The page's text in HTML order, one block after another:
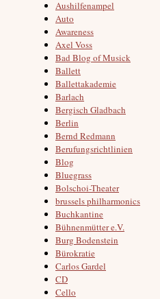
Aushilfenampel
Auto
Awareness
Axel Voss
Bad Blog of Musick
Ballett
Ballettakademie
Barlach
Bergisch Gladbach
Berlin
Bernd Redmann
Berufungsrichtlinien
Blog
Bluegrass
Bolschoi-Theater
brussels philharmonics
Buchkantine
Bühnenmütter e.V.
Burg Bodenstein
Bürokratie
Carlos Gardel
CD
Cello